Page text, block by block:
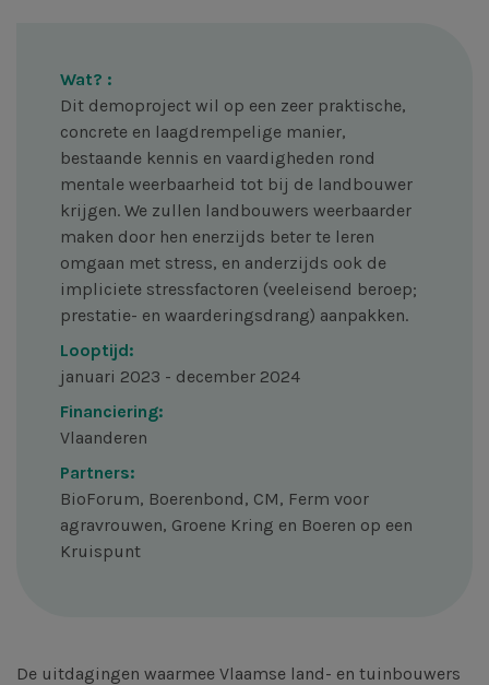
Wat? :
Dit demoproject wil op een zeer praktische,
concrete en laagdrempelige manier,
bestaande kennis en vaardigheden rond
mentale weerbaarheid tot bij de landbouwer
krijgen. We zullen landbouwers weerbaarder
maken door hen enerzijds beter te leren
omgaan met stress, en anderzijds ook de
impliciete stressfactoren (veeleisend beroep;
prestatie- en waarderingsdrang) aanpakken.
Looptijd:
januari 2023 - december 2024
Financiering:
Vlaanderen
Partners:
BioForum, Boerenbond, CM, Ferm voor
agravrouwen, Groene Kring en Boeren op een
Kruispunt
De uitdagingen waarmee Vlaamse land- en tuinbouwers